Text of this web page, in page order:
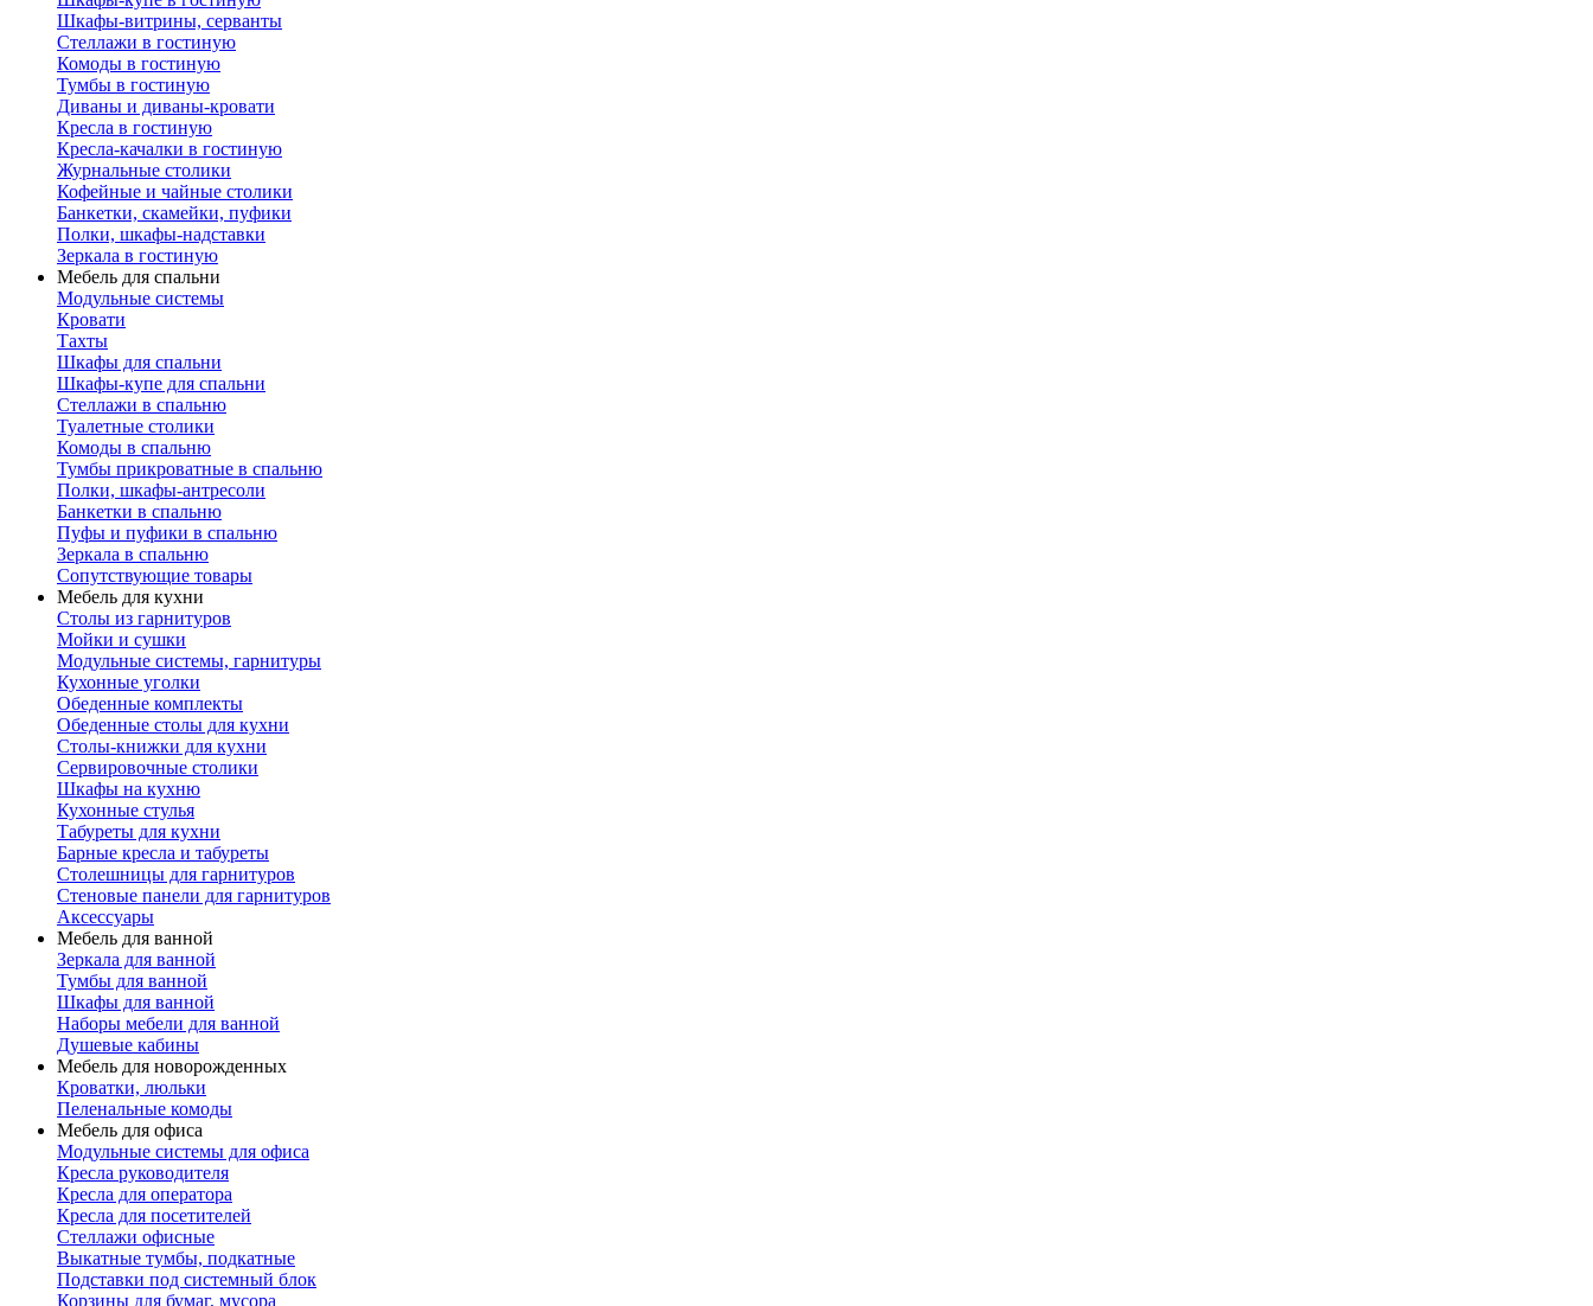
Шкафы-витрины, серванты
Стеллажи в гостиную
Комоды в гостиную
Тумбы в гостиную
Диваны и диваны-кровати
Кресла в гостиную
Кресла-качалки в гостиную
Журнальные столики
Кофейные и чайные столики
Банкетки, скамейки, пуфики
Полки, шкафы-надставки
Зеркала в гостиную
Мебель для спальни
Модульные системы
Кровати
Тахты
Шкафы для спальни
Шкафы-купе для спальни
Стеллажи в спальню
Туалетные столики
Комоды в спальню
Тумбы прикроватные в спальню
Полки, шкафы-антресоли
Банкетки в спальню
Пуфы и пуфики в спальню
Зеркала в спальню
Сопутствующие товары
Мебель для кухни
Столы из гарнитуров
Мойки и сушки
Модульные системы, гарнитуры
Кухонные уголки
Обеденные комплекты
Обеденные столы для кухни
Столы-книжки для кухни
Сервировочные столики
Шкафы на кухню
Кухонные стулья
Табуреты для кухни
Барные кресла и табуреты
Столешницы для гарнитуров
Стеновые панели для гарнитуров
Аксессуары
Мебель для ванной
Зеркала для ванной
Тумбы для ванной
Шкафы для ванной
Наборы мебели для ванной
Душевые кабины
Мебель для новорожденных
Кроватки, люльки
Пеленальные комоды
Мебель для офиса
Модульные системы для офиса
Кресла руководителя
Кресла для оператора
Кресла для посетителей
Стеллажи офисные
Выкатные тумбы, подкатные
Подставки под системный блок
Корзины для бумаг, мусора